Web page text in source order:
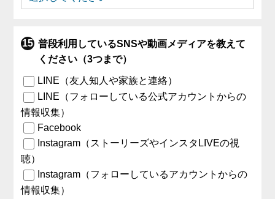
普段利用しているSNSや動画メディアを教えて
ください（3つまで）
LINE（友人知人や家族と連絡）
LINE（フォローしている公式アカウントからの
情報収集）
Facebook
Instagram（ストーリーズやインスタLIVEの視
聴）
Instagram（フォローしているアカウントからの
情報収集）